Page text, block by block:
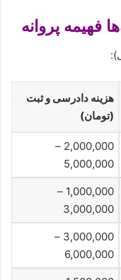
هزینه دادرسی و ثبت
(تومان)
2,000,000 –
5,000,000
1,000,000 –
3,000,000
3,000,000 –
6,000,000